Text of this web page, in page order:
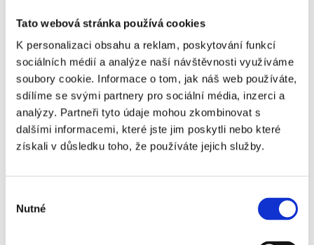
Tato webová stránka používá cookies
K personalizaci obsahu a reklam, poskytování funkcí
sociálních médií a analýze naší návštěvnosti využíváme
soubory cookie. Informace o tom, jak náš web používáte,
sdílíme se svými partnery pro sociální média, inzerci a
analýzy. Partneři tyto údaje mohou zkombinovat s
dalšími informacemi, které jste jim poskytli nebo které
získali v důsledku toho, že používáte jejich služby.
souhlasu
Nutné